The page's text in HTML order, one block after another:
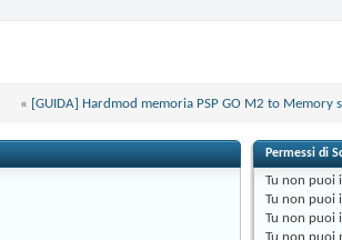
« [GUIDA] Hardmod memoria PSP GO M2 to
Permessi di
Tu non puoi
Tu non puoi
Tu non puoi